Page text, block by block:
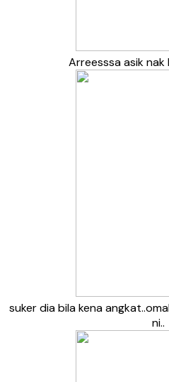
Arreesssa asik nak
suker dia bila kena
ni..